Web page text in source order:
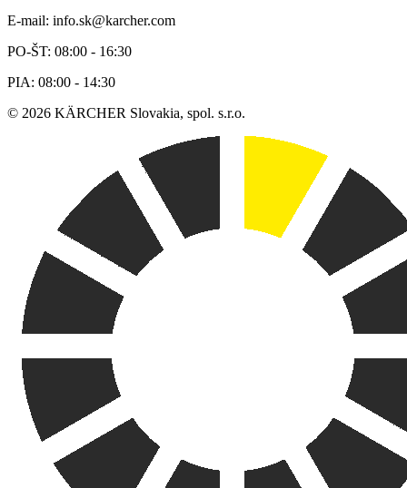
E-mail: info.sk@karcher.com
PO-ŠT: 08:00 - 16:30
PIA: 08:00 - 14:30
© 2026 KÄRCHER Slovakia, spol. s.r.o.